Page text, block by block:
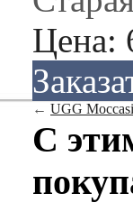
Цена:
← UGG
С